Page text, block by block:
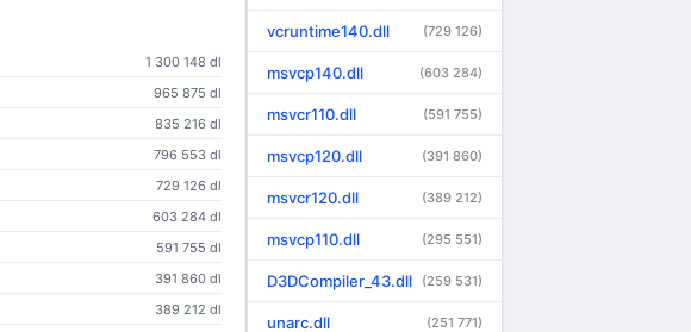
1 300 148 dl
965 875 dl
835 216 dl
796 553 dl
729 126 dl
603 284 dl
591 755 dl
391 860 dl
389 212 dl
vcruntime140.dll (729 126)
msvcp140.dll (603 284)
msvcr110.dll (591 755)
msvcp120.dll (391 860)
msvcr120.dll (389 212)
msvcp110.dll (295 551)
D3DCompiler_43.dll (259 531)
unarc.dll (251 771)